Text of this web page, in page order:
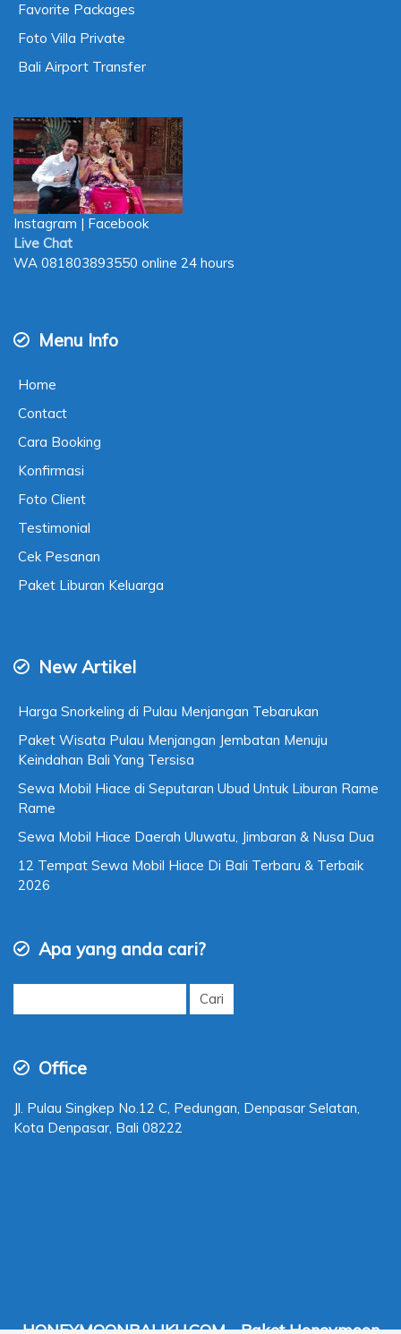
Favorite Packages
Foto Villa Private
Bali Airport Transfer
Instagram | Facebook
Live Chat
WA 081803893550 online 24 hours
Menu Info
Home
Contact
Cara Booking
Konfirmasi
Foto Client
Testimonial
Cek Pesanan
Paket Liburan Keluarga
New Artikel
Harga Snorkeling di Pulau Menjangan Tebarukan
Paket Wisata Pulau Menjangan Jembatan Menuju
Keindahan Bali Yang Tersisa
Sewa Mobil Hiace di Seputaran Ubud Untuk Liburan Rame
Rame
Sewa Mobil Hiace Daerah Uluwatu, Jimbaran & Nusa Dua
12 Tempat Sewa Mobil Hiace Di Bali Terbaru & Terbaik
2026
Apa yang anda cari?
Cari
Office
Jl. Pulau Singkep No.12 C, Pedungan, Denpasar Selatan,
Kota Denpasar, Bali 08222